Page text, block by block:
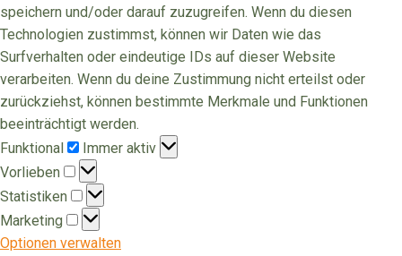
speichern und/oder darauf zuzugreifen. Wenn du diesen
Technologien zustimmst, können wir Daten wie das
Surfverhalten oder eindeutige IDs auf dieser Website
verarbeiten. Wenn du deine Zustimmung nicht erteilst oder
zurückziehst, können bestimmte Merkmale und Funktionen
beeinträchtigt werden.
Funktional
Funktional
Immer aktiv
Vorlieben
Vorlieben
Statistiken
Statistiken
Marketing
Marketing
Optionen verwalten